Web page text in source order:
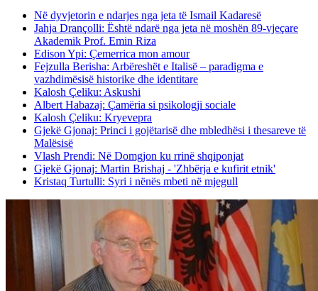
Në dyvjetorin e ndarjes nga jeta të Ismail Kadaresë
Jahja Drançolli: Është ndarë nga jeta në moshën 89-vjeçare
Akademik Prof. Emin Riza
Edison Ypi: Çemerrica mon amour
Fejzulla Berisha: Arbëreshët e Italisë – paradigma e
vazhdimësisë historike dhe identitare
Kalosh Çeliku: Askushi
Albert Habazaj: Çamëria si psikologji sociale
Kalosh Çeliku: Kryevepra
Gjekë Gjonaj: Princi i gojëtarisë dhe mbledhësi i thesareve të
Malësisë
Vlash Prendi: Në Domgjon ku rrinë shqiponjat
Gjekë Gjonaj: Martin Brishaj - 'Zhbërja e kufirit etnik'
Kristaq Turtulli: Syri i nënës mbeti në mjegull